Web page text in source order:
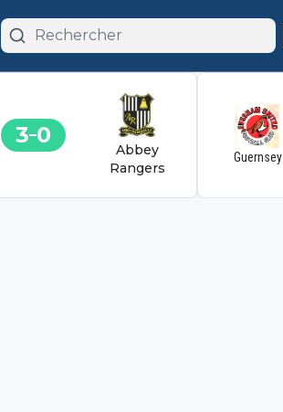
3 0
Abbey
Rangers
Guernsey